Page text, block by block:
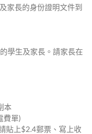
家⻑的⾝份證明⽂件到
學⽣及家⻑。請家⻑在
本
單)
上$2.4郵票、寫上收